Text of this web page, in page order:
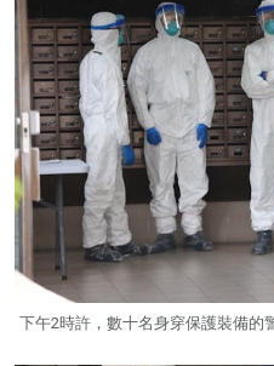
下午2時許，數十名身穿保護裝備的